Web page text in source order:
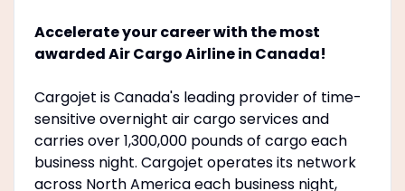
Accelerate your career with the most
awarded Air Cargo Airline in Canada!
Cargojet is Canada's leading provider of time-
sensitive overnight air cargo services and
carries over 1,300,000 pounds of cargo each
business night. Cargojet operates its network
across North America each business night,